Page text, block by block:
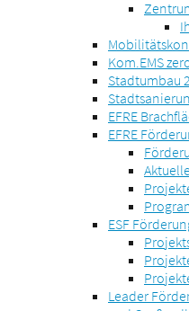
Kom.EMS
Stadtumbau
EFRE
EFRE
ESF
Leader